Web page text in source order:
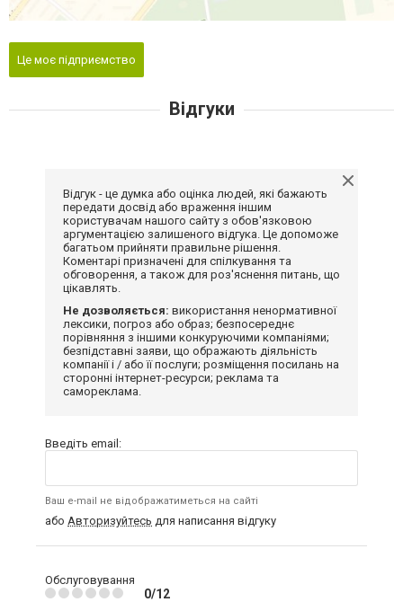
Це моє підприємство
Відгуки
Відгук - це думка або оцінка людей, які бажають
передати досвід або враження іншим
користувачам нашого сайту з обов'язковою
аргументацією залишеного відгука. Це допоможе
багатьом прийняти правильне рішення.
Коментарі призначені для спілкування та
обговорення, а також для роз'яснення питань, що
цікавлять.
Не дозволяється: використання ненормативної
лексики, погроз або образ; безпосереднє
порівняння з іншими конкуруючими компаніями;
безпідставні заяви, що ображають діяльність
компанії і / або її послуги; розміщення посилань на
сторонні інтернет-ресурси; реклама та
самореклама.
Введіть email:
Ваш e-mail не відображатиметься на сайті
або Авторизуйтесь для написання відгуку
Обслуговування
0/12